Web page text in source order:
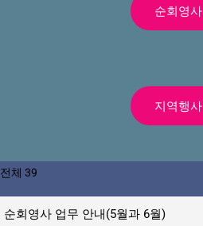
순회영사
지역행사
전체 39
순회영사 업무 안내(5월과 6월)